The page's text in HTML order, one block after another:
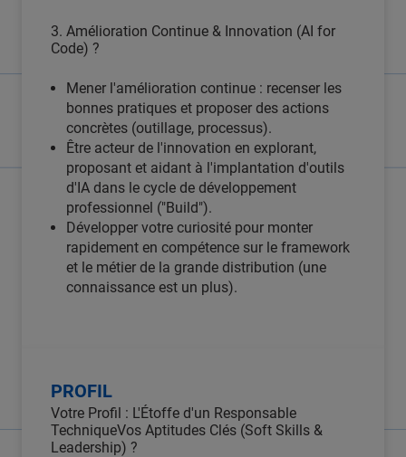
3. Amélioration Continue & Innovation (AI for
Code) ?
Mener l'amélioration continue : recenser les
bonnes pratiques et proposer des actions
concrètes (outillage, processus).
Être acteur de l'innovation en explorant,
proposant et aidant à l'implantation d'outils
d'IA dans le cycle de développement
professionnel ("Build").
Développer votre curiosité pour monter
rapidement en compétence sur le framework
et le métier de la grande distribution (une
connaissance est un plus).
PROFIL
Votre Profil : L'Étoffe d'un Responsable
TechniqueVos Aptitudes Clés (Soft Skills &
Leadership) ?